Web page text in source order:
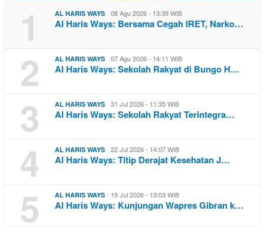
1 AL HARIS WAYS 08 Agu 2026 - 13:39 WIB
Al Haris Ways: Bersama Cegah IRET, Narko…
2 AL HARIS WAYS 07 Agu 2026 - 14:11 WIB
Al Haris Ways: Sekolah Rakyat di Bungo H…
3 AL HARIS WAYS 31 Jul 2026 - 11:35 WIB
Al Haris Ways: Sekolah Rakyat Terintegra…
4 AL HARIS WAYS 22 Jul 2026 - 14:07 WIB
Al Haris Ways: Titip Derajat Kesehatan J…
5 AL HARIS WAYS 19 Jul 2026 - 13:03 WIB
Al Haris Ways: Kunjungan Wapres Gibran k…